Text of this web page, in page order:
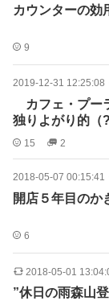
カウンターの効
9
2019-12-31 12:25:08
カフェ・プー
独りよがり的（
15 2
2018-05-07 00:15:41
開店５年目のか
6
2018-05-01
”休日の雨森山